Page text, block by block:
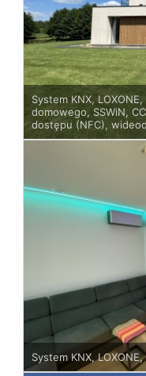
System KNX,
domowego, SSWiN,
dostępu (NFC),
System KNX,